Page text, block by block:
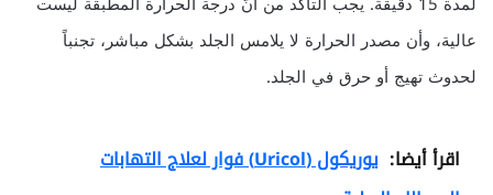
عالية، وأن مصدر الحرارة لا يلامس الجلد بشكل مباشر، تجنباً
لحدوث تهيج أو حرق في الجلد.
اقرأ أيضا:
يوريكول (Uricol) فوار لعلاج التهابات